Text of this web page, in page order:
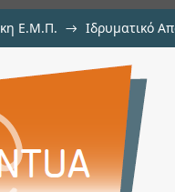
Ε.Μ.Π. → Ιδρυματικό
2: Impact on